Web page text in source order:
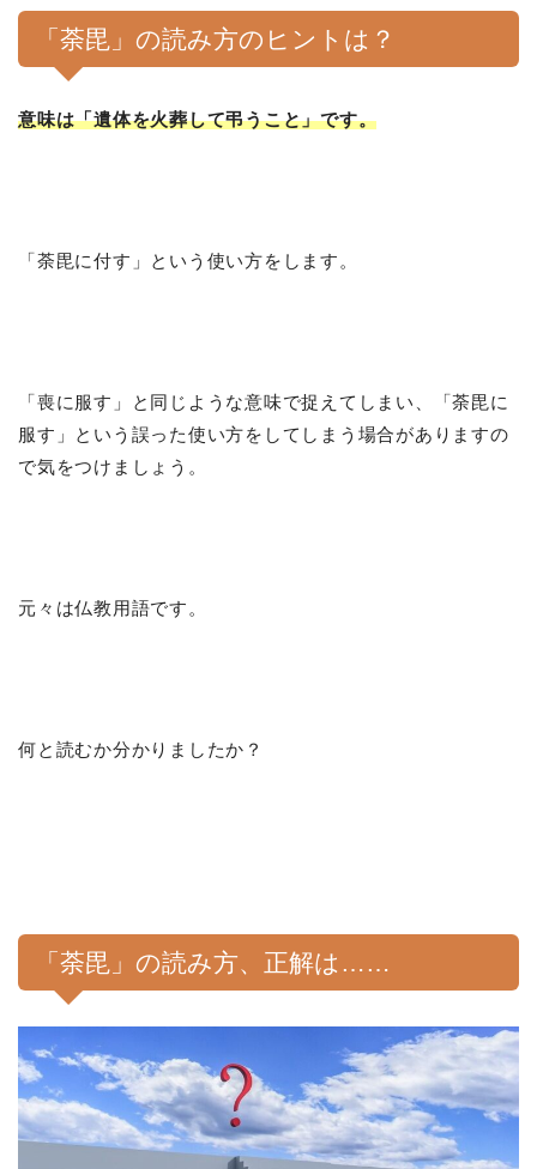
「荼毘」の読み方のヒントは？
意味は「遺体を火葬して弔うこと」です。
「荼毘に付す」という使い方をします。
「喪に服す」と同じような意味で捉えてしまい、「荼毘に
服す」という誤った使い方をしてしまう場合がありますの
で気をつけましょう。
元々は仏教用語です。
何と読むか分かりましたか？
「荼毘」の読み方、正解は……